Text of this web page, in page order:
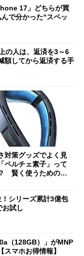
17」どちらが買
で分かった“スペッ
の人は、返済を3～6
額してから返済する手
対策グッズでよく見
ペルチェ素子」って
賢く使うための注
シリーズ累計3億包
お試し
（128GB）」がMNP
マホお得情報】